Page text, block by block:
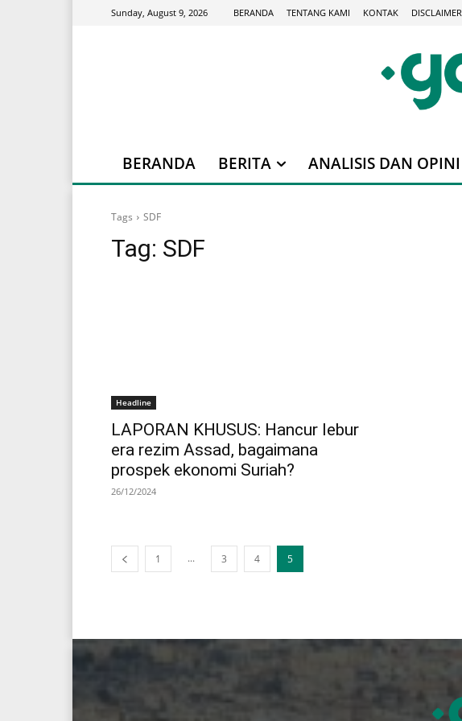
Sunday, August 9, 2026 BERANDA TENTANG KAMI KONTAK DISCLAIMER
BERANDA BERITA ANALISIS DAN OPINI
Tags SDF
Tag: SDF
Headline
LAPORAN KHUSUS: Hancur lebur
era rezim Assad, bagaimana
prospek ekonomi Suriah?
26/12/2024
1 ... 3 4 5